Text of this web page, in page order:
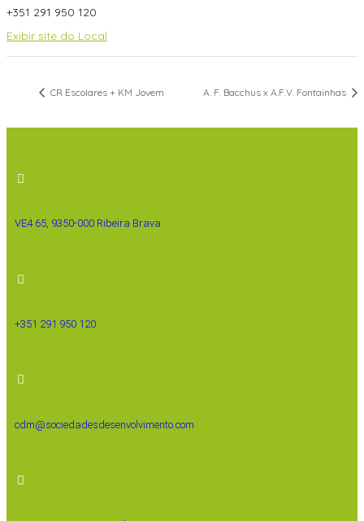
+351 291 950 120
Exibir site do Local
CR Escolares + KM Jovem A. F. Bacchus x A.F.V. Fontainhas
VE4 65, 9350-000 Ribeira Brava
+351 291 950 120
cdm@sociedadesdesenvolvimento.com